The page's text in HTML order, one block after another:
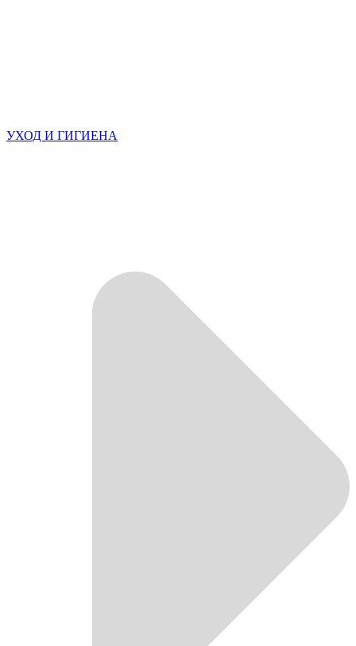
УХОД И ГИГИЕНА